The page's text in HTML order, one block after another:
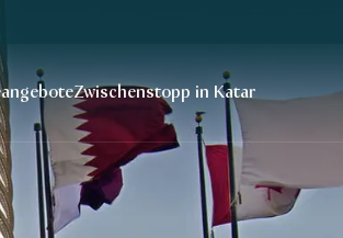
Zwischenstopp in Katar